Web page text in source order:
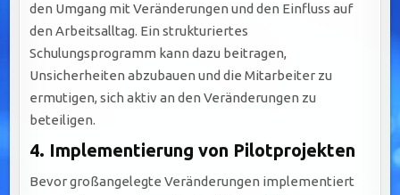
den Umgang mit Veränderungen und den Einfluss auf
den Arbeitsalltag. Ein strukturiertes
Schulungsprogramm kann dazu beitragen,
Unsicherheiten abzubauen und die Mitarbeiter zu
ermutigen, sich aktiv an den Veränderungen zu
beteiligen.
4. Implementierung von Pilotprojekten
Bevor großangelegte Veränderungen implementiert